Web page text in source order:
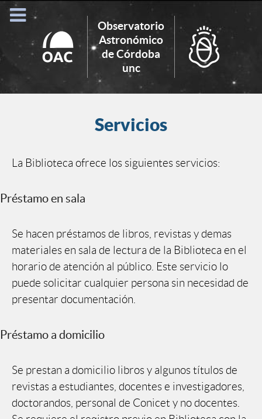
Observatorio
Astronómico
de Córdoba
unc
Search
for:
Servicios
La Biblioteca ofrece los siguientes servicios:
Préstamo en sala
Se hacen préstamos de libros, revistas y demas
materiales en sala de lectura de la Biblioteca en el
horario de atención al público. Este servicio lo
puede solicitar cualquier persona sin necesidad de
presentar documentación.
Préstamo a domicilio
Se prestan a domicilio libros y algunos títulos de
revistas a estudiantes, docentes e investigadores,
doctorandos, personal de Conicet y no docentes.